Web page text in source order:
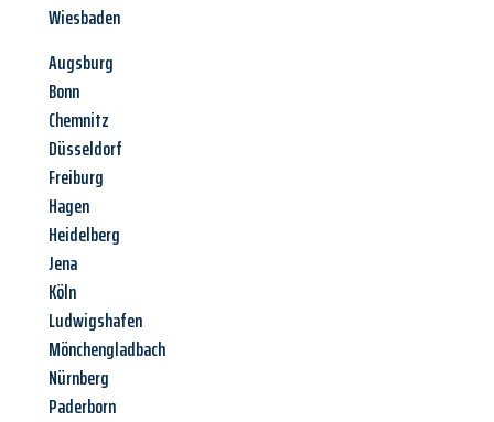
Wiesbaden
Augsburg
Bonn
Chemnitz
Düsseldorf
Freiburg
Hagen
Heidelberg
Jena
Köln
Ludwigshafen
Mönchengladbach
Nürnberg
Paderborn